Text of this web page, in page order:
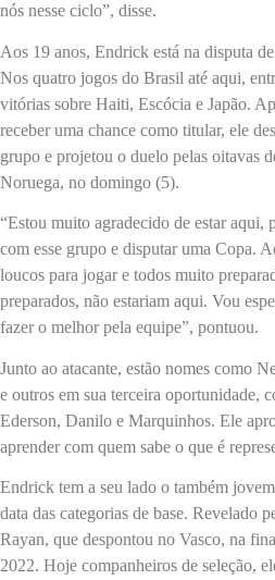
nós nesse ciclo”, disse.
Aos 19 anos, Endrick está na disputa
Nos quatro jogos do Brasil até aqui,
vitórias sobre Haiti, Escócia e Japão.
receber uma chance como titular, ele
grupo e projetou o duelo pelas oitavas
Noruega, no domingo (5).
“Estou muito agradecido de estar aqui,
com esse grupo e disputar uma Copa.
loucos para jogar e todos muito
preparados, não estariam aqui. Vou
fazer o melhor pela equipe”, pontuou.
Junto ao atacante, estão nomes como
e outros em sua terceira oportunidade,
Ederson, Danilo e Marquinhos. Ele
aprender com quem sabe o que é
Endrick tem a seu lado o também
data das categorias de base. Revelado
Rayan, que despontou no Vasco, na
2022. Hoje companheiros de seleção,